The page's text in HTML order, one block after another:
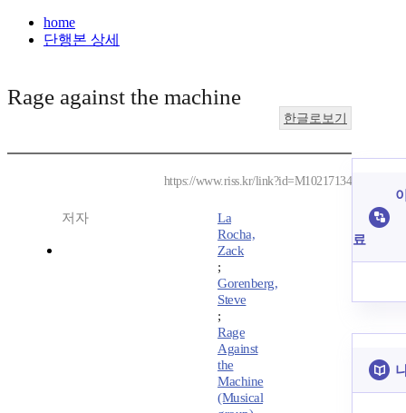
home
단행본 상세
Rage against the machine
한글로보기
https://www.riss.kr/link?id=M10217134
저자
La
Rocha,
Zack
;
Gorenberg,
Steve
;
Rage
Against
the
Machine
(Musical
료